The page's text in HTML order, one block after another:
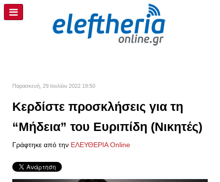
Παρασκευή, 29 Ιουλίου 2022 19:50
Κερδίστε προσκλήσεις για τη
“Μήδεια” του Ευριπίδη (Νικητές)
Γράφτηκε από την ΕΛΕΥΘΕΡΙΑ Online